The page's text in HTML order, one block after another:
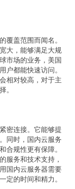
盖范围而闻名。
大，能够满足大规
市场的业务，美国
户都能快速访问。
相对较高，对于主
。
密连接。它能够提
同时，国内云服务
合规性更有保障。
服务和技术支持，
国内云服务器需要
定的时间和精力。